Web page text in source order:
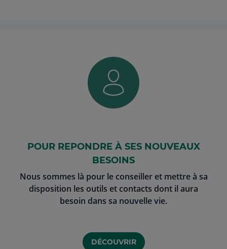
POUR REPONDRE À SES NOUVEAUX
BESOINS
Nous sommes là pour le conseiller et mettre à sa
disposition les outils et contacts dont il aura
besoin dans sa nouvelle vie.
DÉCOUVRIR